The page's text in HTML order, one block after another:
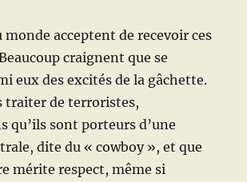
monde acceptent de recevoir ces
craignent que se
eux des excités de la gâchette.
traiter de terroristes,
qu’ils sont porteurs d’une
dite du « cowboy », et que
mérite respect, même si